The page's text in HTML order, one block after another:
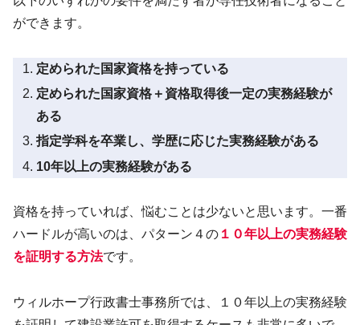
ができます。
定められた国家資格を持っている
定められた国家資格＋資格取得後一定の実務経験が
ある
指定学科を卒業し、学歴に応じた実務経験がある
10年以上の実務経験がある
資格を持っていれば、悩むことは少ないと思います。一番
ハードルが高いのは、パターン４の １０年以上の実務経験
を証明する方法です。
ウィルホープ行政書士事務所では、１０年以上の実務経験